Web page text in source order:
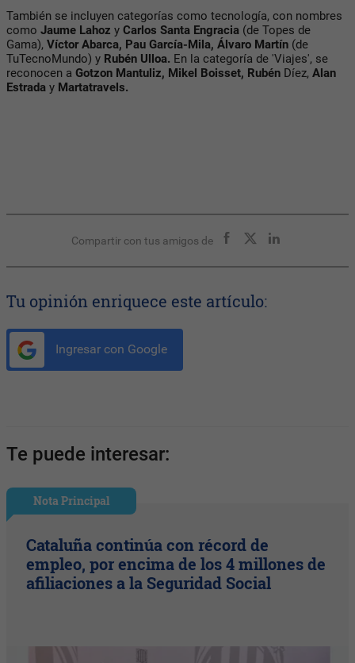
También se incluyen categorías como tecnología, con nombres
como Jaume Lahoz y Carlos Santa Engracia (de Topes de
Gama), Víctor Abarca, Pau García-Mila, Álvaro Martín (de
TuTecnoMundo) y Rubén Ulloa. En la categoría de 'Viajes', se
reconocen a Gotzon Mantuliz, Mikel Boisset, Rubén Díez, Alan
Estrada y Martatravels.
Compartir con tus amigos de
Tu opinión enriquece este artículo:
Ingresar con Google
Te puede interesar:
Nota Principal
Cataluña continúa con récord de
empleo, por encima de los 4 millones de
afiliaciones a la Seguridad Social